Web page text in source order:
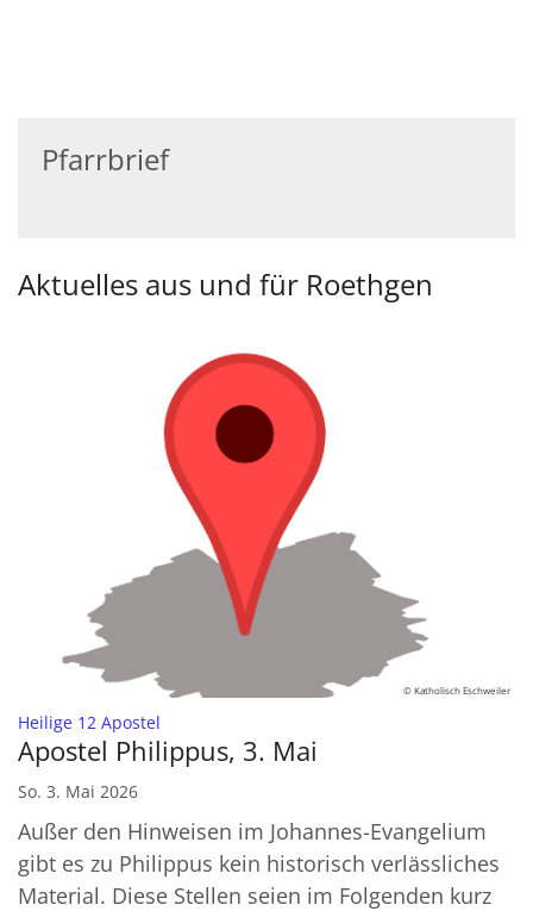
Pfarrbrief
Aktuelles aus und für Roethgen
© Katholisch Eschweiler
Heilige 12 Apostel
Apostel Philippus, 3. Mai
So. 3. Mai 2026
Außer den Hinweisen im Johannes-Evangelium
gibt es zu Philippus kein historisch verlässliches
Material. Diese Stellen seien im Folgenden kurz